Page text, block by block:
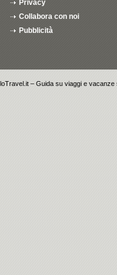
Privacy
Collabora con noi
Pubblicità
– Guida su viaggi e